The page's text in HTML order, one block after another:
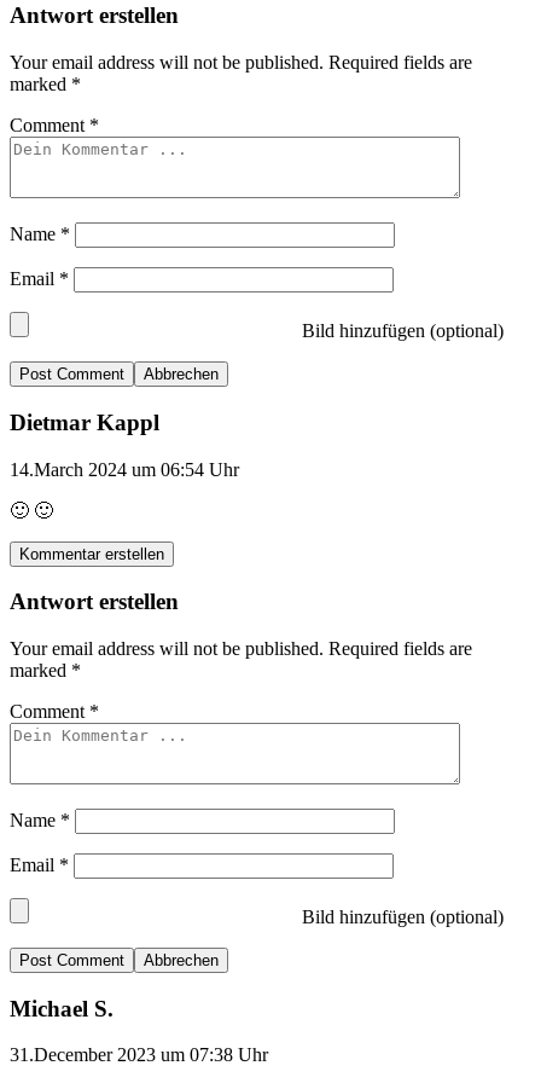
Antwort erstellen
Your email address will not be published. Required fields are
marked *
Comment *
Name *
Email *
Bild hinzufügen (optional)
Abbrechen
Dietmar Kappl
14.March 2024 um 06:54 Uhr
🙂 🙂
Kommentar erstellen
Antwort erstellen
Your email address will not be published. Required fields are
marked *
Comment *
Name *
Email *
Bild hinzufügen (optional)
Abbrechen
Michael S.
31.December 2023 um 07:38 Uhr